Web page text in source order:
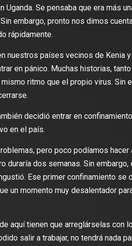
Se pensaba que era más
embargo, pronto nos dimos
rápidamente.
nuestros países vecinos de Kenia y
en pánico. Muchas historias,
ritmo que el propio virus. Sin
decidió entrar en
en el país.
pero poco podíamos hacer
duraría dos semanas. Sin embargo,
Ese primer confinamiento se
un momento muy desalentador
aquí tienen que arreglárselas con
salir a trabajar, no tendrá nada